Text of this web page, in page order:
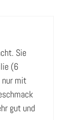
Sie
(6
nur mit
gut und